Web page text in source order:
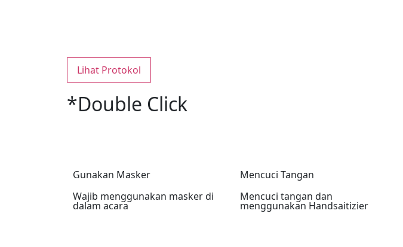
Lihat Protokol
*Double Click
Gunakan Masker
Wajib menggunakan masker di
dalam acara
Mencuci Tangan
Mencuci tangan dan
menggunakan Handsaitizier